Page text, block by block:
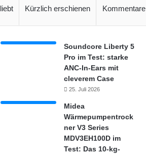
Kürzlich erschienen Kommentare
Soundcore Liberty 5
Pro im Test: starke
ANC-In-Ears mit
cleverem Case
25. Juli 2026
Midea
Wärmepumpentrock
ner V3 Series
MDV3EH100D im
Test: Das 10-kg-